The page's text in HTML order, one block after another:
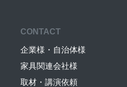
CONTACT
企業様・自治体様
家具関連会社様
取材・講演依頼